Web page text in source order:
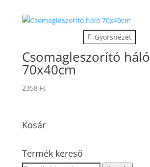
Gyorsnézet
Csomagleszorító háló
70x40cm
2358 Ft
Kosár
Termék kereső